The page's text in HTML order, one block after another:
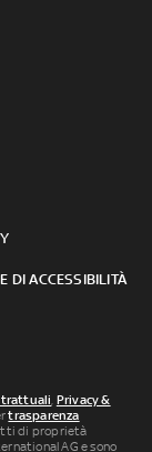
DI ACCESSIBILITÀ
, Privacy &
trasparenza
di proprietà
AG e sono